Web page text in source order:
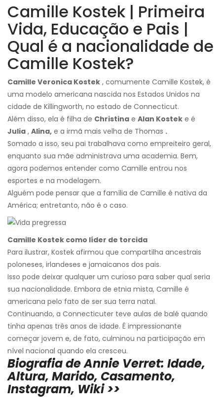
Camille Kostek | Primeira
Vida, Educação e Pais |
Qual é a nacionalidade de
Camille Kostek?
Camille Veronica Kostek , comumente Camille Kostek, é
uma modelo americana nascida nos Estados Unidos na
cidade de Killingworth, no estado de Connecticut.
Além disso, ela é filha de Christina e Alan Kostek e é
Julia , Alina, e a irmã mais velha de Thomas .
Somado a isso, seu pai trabalhava como empreiteiro geral,
enquanto sua mãe administrava uma academia. Bem,
agora podemos entender como Camille entrou nos
esportes e na modelagem.
Alguém pode pensar que a família de Camille é nativa da
América; entretanto, não é o caso.
Camille Kostek como líder de torcida
Para ilustrar, Kostek afirmou que compartilha ancestrais
poloneses, irlandeses e jamaicanos dos pais.
Isso pode deixar qualquer um curioso para saber qual seria
sua nacionalidade. Embora de etnia mista, Camille é
americana pelo fato de ser sua terra natal.
Continuando, a Connecticuter teve aulas de balé quando
tinha apenas três anos de idade. É impressionante
começar jovem e, de fato, culminou na participação em
nível nacional quando ela cresceu.
Biografia de Annie Verret: Idade,
Altura, Marido, Casamento,
Instagram, Wiki >>